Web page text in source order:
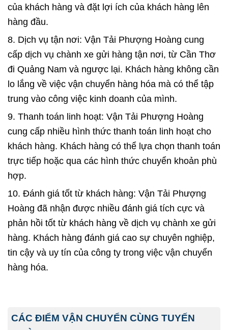
của khách hàng và đặt lợi ích của khách hàng lên
hàng đầu.
8. Dịch vụ tận nơi: Vận Tải Phượng Hoàng cung
cấp dịch vụ chành xe gửi hàng tận nơi, từ Cần Thơ
đi Quảng Nam và ngược lại. Khách hàng không cần
lo lắng về việc vận chuyển hàng hóa mà có thể tập
trung vào công việc kinh doanh của mình.
9. Thanh toán linh hoạt: Vận Tải Phượng Hoàng
cung cấp nhiều hình thức thanh toán linh hoạt cho
khách hàng. Khách hàng có thể lựa chọn thanh toán
trực tiếp hoặc qua các hình thức chuyển khoản phù
hợp.
10. Đánh giá tốt từ khách hàng: Vận Tải Phượng
Hoàng đã nhận được nhiều đánh giá tích cực và
phản hồi tốt từ khách hàng về dịch vụ chành xe gửi
hàng. Khách hàng đánh giá cao sự chuyên nghiệp,
tin cậy và uy tín của công ty trong việc vận chuyển
hàng hóa.
CÁC ĐIỂM VẬN CHUYỂN CÙNG TUYẾN